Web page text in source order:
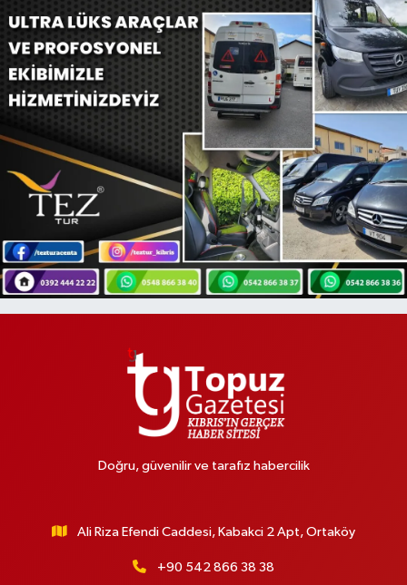
Doğru, güvenilir ve tarafız habercilik
Ali Riza Efendi Caddesi, Kabakci 2 Apt, Ortaköy
+90 542 866 38 38